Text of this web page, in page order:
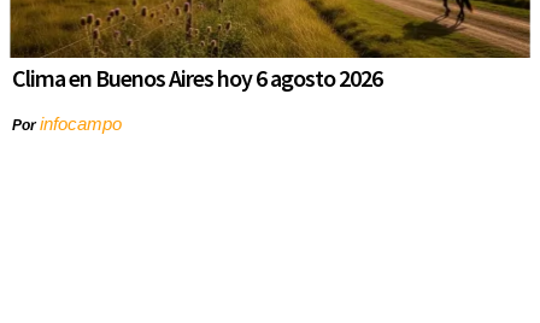
Clima en Buenos Aires hoy 6 agosto 2026
Porinfocampo